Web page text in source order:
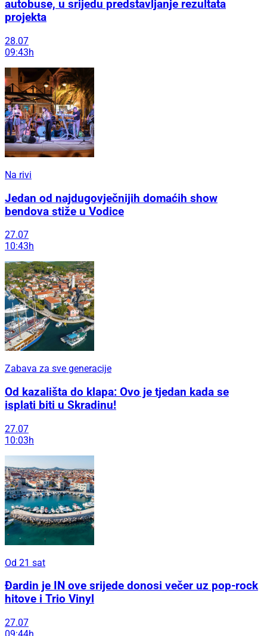
autobuse, u srijedu predstavljanje rezultata
projekta
28.07
09:43h
Na rivi
Jedan od najdugovječnijih domaćih show
bendova stiže u Vodice
27.07
10:43h
Zabava za sve generacije
Od kazališta do klapa: Ovo je tjedan kada se
isplati biti u Skradinu!
27.07
10:03h
Od 21 sat
Đardin je IN ove srijede donosi večer uz pop-rock
hitove i Trio Vinyl
27.07